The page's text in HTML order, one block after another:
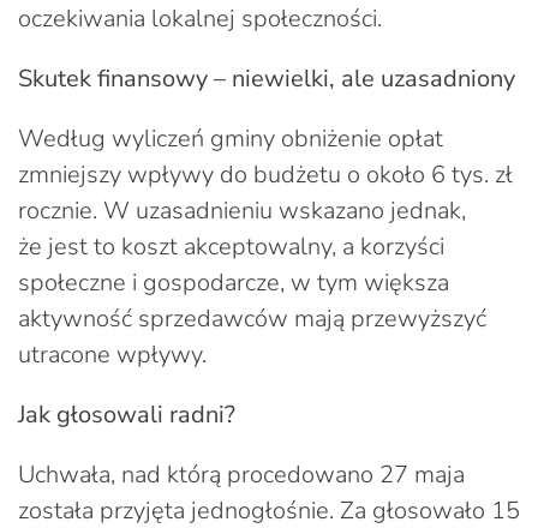
oczekiwania lokalnej społeczności.
Skutek finansowy – niewielki, ale uzasadniony
Według wyliczeń gminy obniżenie opłat
zmniejszy wpływy do budżetu o około 6 tys. zł
rocznie. W uzasadnieniu wskazano jednak,
że jest to koszt akceptowalny, a korzyści
społeczne i gospodarcze, w tym większa
aktywność sprzedawców mają przewyższyć
utracone wpływy.
Jak głosowali radni?
Uchwała, nad którą procedowano 27 maja
została przyjęta jednogłośnie. Za głosowało 15